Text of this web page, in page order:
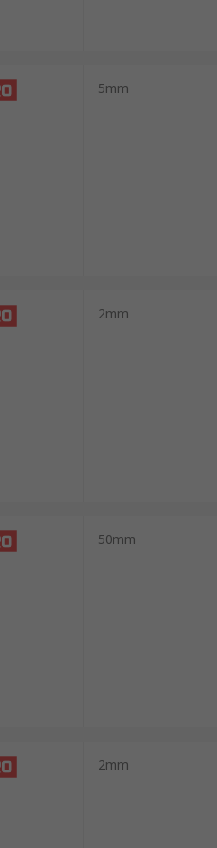
5mm
2mm
50mm
2mm